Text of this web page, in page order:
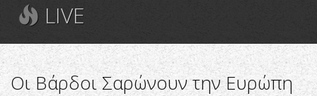
LIVE
Οι Βάρδοι Σαρώνουν την Ευρώπη